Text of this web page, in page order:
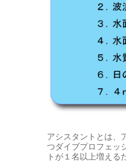
アシスタントとは、
つダイブプロフェッ
トが１名以上増える